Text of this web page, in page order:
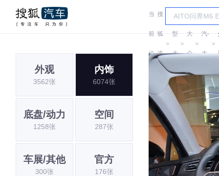
当
前
位
搜
狐
汽
＞
车
型
大
全
＞
大
众
＞
一
汽-
大
众
＞
外观
3562张
内饰
6074张
底盘/动力
1258张
空间
287张
车展/其他
300张
官方
176张